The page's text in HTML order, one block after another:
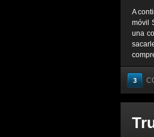
A
móvil
una
3